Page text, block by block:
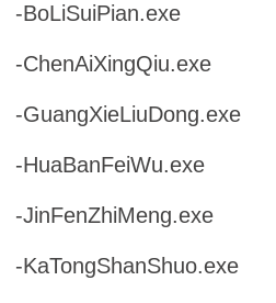
-BoLiSuiPian.exe
-ChenAiXingQiu.exe
-GuangXieLiuDong.exe
-HuaBanFeiWu.exe
-JinFenZhiMeng.exe
-KaTongShanShuo.exe